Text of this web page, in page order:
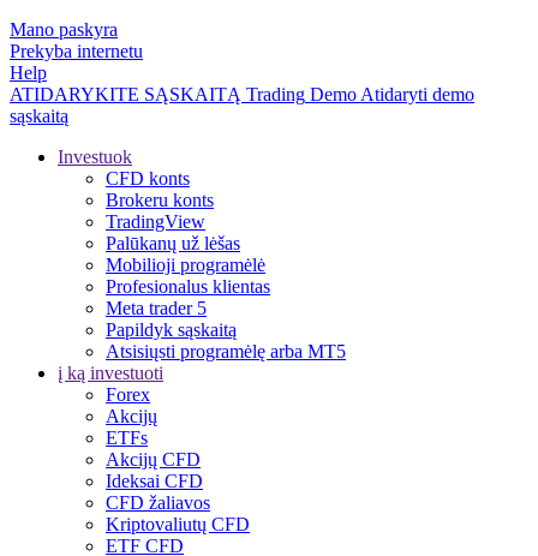
Mano paskyra
Prekyba internetu
Help
ATIDARYKITE SĄSKAITĄ Trading Demo Atidaryti demo
sąskaitą
Investuok
CFD konts
Brokeru konts
TradingView
Palūkanų už lėšas
Mobilioji programėlė
Profesionalus klientas
Meta trader 5
Papildyk sąskaitą
Atsisiųsti programėlę arba MT5
į ką investuoti
Forex
Akcijų
ETFs
Akcijų CFD
Ideksai CFD
CFD žaliavos
Kriptovaliutų CFD
ETF CFD